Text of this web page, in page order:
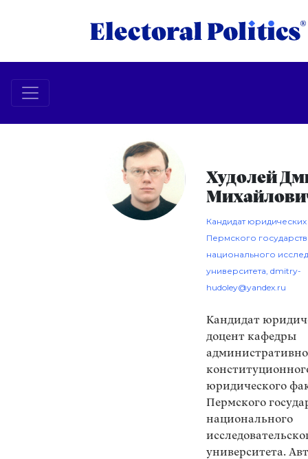
Худолей
Кандидат
Пермского
национального
университета, dmitry-
hudoley@yandex.ru
Кандидат
доцент кафедры
юридического
Пермского
национального
университета.